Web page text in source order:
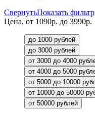
СвернутьПоказать фильтр
Цена, от 1090р. до 3990р.